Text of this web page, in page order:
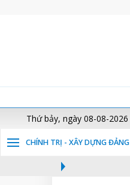
Thứ bảy, ngày 08-08-2026
CHÍNH TRỊ - XÂY DỰNG ĐẢNG